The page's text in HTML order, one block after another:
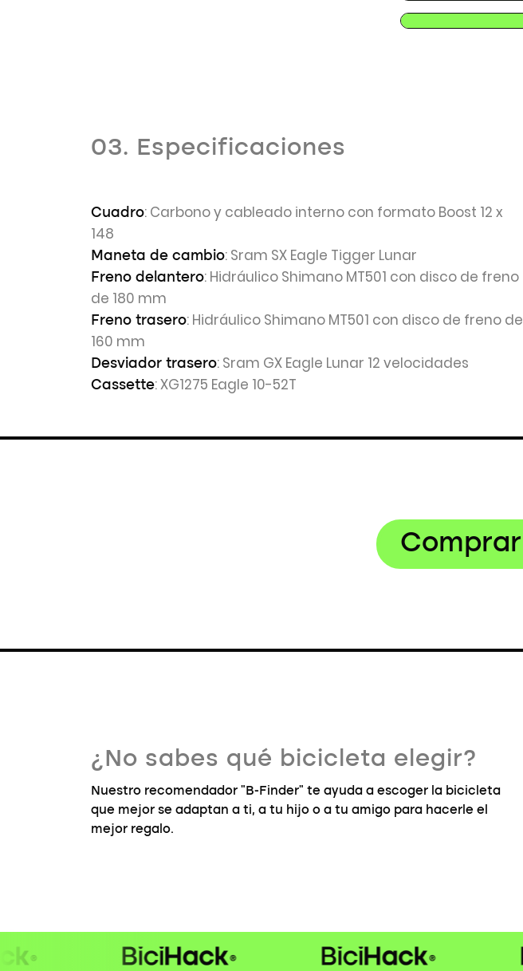
03. Especificaciones
Cuadro: Carbono y cableado interno con formato Boost 12 x
148
Maneta de cambio: Sram SX Eagle Tigger Lunar
Freno delantero: Hidráulico Shimano MT501 con disco de freno
de 180 mm
Freno trasero: Hidráulico Shimano MT501 con disco de freno de
160 mm
Desviador trasero: Sram GX Eagle Lunar 12 velocidades
Cassette: XG1275 Eagle 10-52T
Comprar
¿No sabes qué bicicleta elegir?
Nuestro recomendador "B-Finder" te ayuda a escoger la bicicleta
que mejor se adaptan a ti, a tu hijo o a tu amigo para hacerle el
mejor regalo.